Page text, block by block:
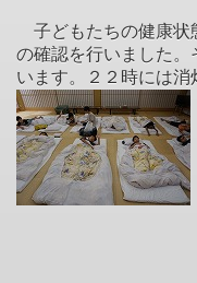
子どもたちの健康状
の確認を行いました
います。２２時には消